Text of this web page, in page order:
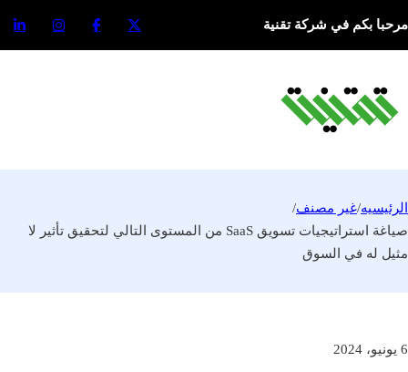
مرحبا بكم في شركة تقنية
الرئيسيه/غير مصنف/
صياغة استراتيجيات تسويق SaaS من المستوى التالي لتحقيق تأثير لا
مثيل له في السوق
6 يونيو، 2024